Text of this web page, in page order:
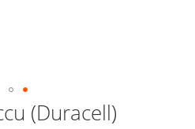
(Duracell)